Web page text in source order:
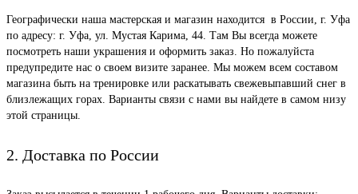
Географически наша мастерская и магазин находится в России, г. Уфа
по адресу: г. Уфа, ул. Мустая Карима, 44. Там Вы всегда можете
посмотреть наши украшения и оформить заказ. Но пожалуйста
предупредите нас о своем визите заранее. Мы можем всем составом
магазина быть на тренировке или раскатывать свежевыпавший снег в
близлежащих горах. Варианты связи с нами вы найдете в самом низу
этой страницы.
2. Доставка по России